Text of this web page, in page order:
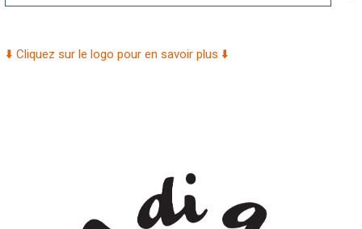
⬇️ Cliquez sur le logo pour en savoir plus ⬇️